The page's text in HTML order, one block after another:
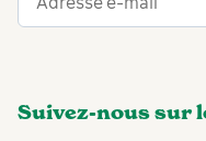
Suivez-nous sur